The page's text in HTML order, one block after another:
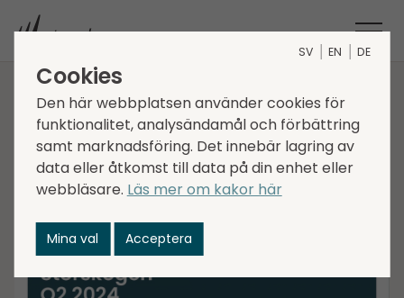
Delårs­rapport Q2 2024
Christer Hansson, vd, och Lena Glader, CFO,
presenterar Storskogens delårs­­rapport för andra
SV EN DE
Cookies
Den här webbplatsen använder cookies för
funktionalitet, analysändamål och förbättring
samt marknadsföring. Det innebär lagring av
data eller åtkomst till data på din enhet eller
webbläsare. Läs mer om kakor här
Mina val Acceptera